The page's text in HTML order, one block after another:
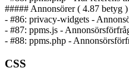
##### Annonsörer ( 4.87 betyg )
- #86: privacy-widgets -
- #87: ppms.js -
- #88: ppms.php -
CSS